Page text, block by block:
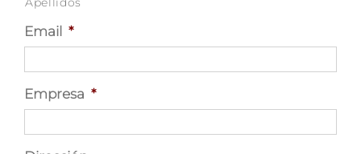
Email *
Empresa *